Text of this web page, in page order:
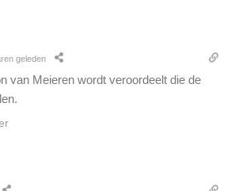
geleden
van Meieren wordt veroordeelt die de